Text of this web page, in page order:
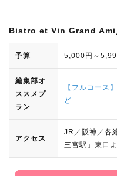
Bistro et Vin Grand Ami
予算 5,000円～
編集部オ
ススメプ
ラン
【フルコース
ど
アクセス
JR／阪神／各
三宮駅」東口